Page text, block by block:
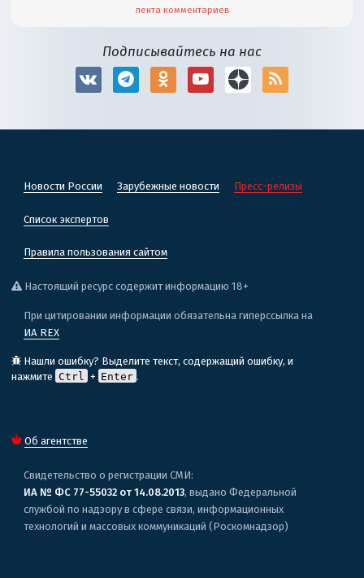
лента комментариев
Подписывайтесь на нас
Новости России Зарубежные новости Пресс-релизы
Список экспертов
Правила пользования сайтом
Настоящий ресурс содержит информацию 18+
При цитировании информации обязательна гиперссылка на
ИА REX
Нашли ошибку? Выделите текст, содержащий ошибку, и
нажмите Ctrl + Enter .
Об агентстве
Свидетельство о регистрации СМИ:
ИА № ФС 77-55032 от 14.08.2013, выдано Федеральной
службой по надзору в сфере связи, информационных
технологий и массовых коммуникаций (Роскомнадзор)